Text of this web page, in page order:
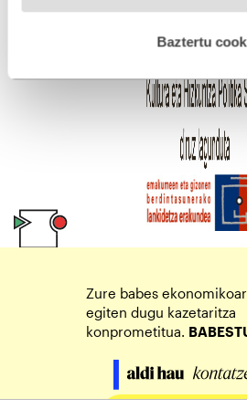
esplizitua ematen diguzu.Gehiago
Baztertu
Zure babes
egiten dugu kazetaritza
konprometitua.